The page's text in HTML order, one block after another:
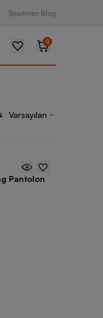
Sportmen Blog
0
Varsayılan
Pantolon